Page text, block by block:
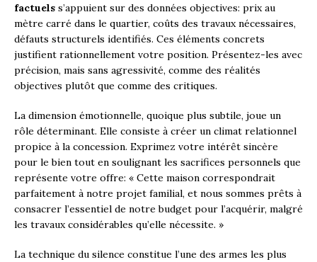
factuels s’appuient sur des données objectives: prix au
mètre carré dans le quartier, coûts des travaux nécessaires,
défauts structurels identifiés. Ces éléments concrets
justifient rationnellement votre position. Présentez-les avec
précision, mais sans agressivité, comme des réalités
objectives plutôt que comme des critiques.
La dimension émotionnelle, quoique plus subtile, joue un
rôle déterminant. Elle consiste à créer un climat relationnel
propice à la concession. Exprimez votre intérêt sincère
pour le bien tout en soulignant les sacrifices personnels que
représente votre offre: « Cette maison correspondrait
parfaitement à notre projet familial, et nous sommes prêts à
consacrer l’essentiel de notre budget pour l’acquérir, malgré
les travaux considérables qu’elle nécessite. »
La technique du silence constitue l’une des armes les plus